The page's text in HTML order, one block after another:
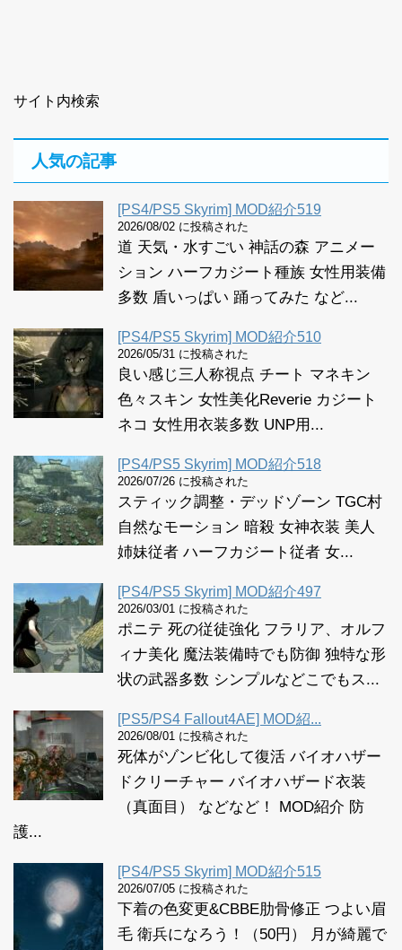
サイト内検索
人気の記事
[PS4/PS5 Skyrim] MOD紹介519
2026/08/02 に投稿された
道 天気・水すごい 神話の森 アニメー
ション ハーフカジート種族 女性用装備
多数 盾いっぱい 踊ってみた など...
[PS4/PS5 Skyrim] MOD紹介510
2026/05/31 に投稿された
良い感じ三人称視点 チート マネキン
色々スキン 女性美化Reverie カジート
ネコ 女性用衣装多数 UNP用...
[PS4/PS5 Skyrim] MOD紹介518
2026/07/26 に投稿された
スティック調整・デッドゾーン TGC村
自然なモーション 暗殺 女神衣装 美人
姉妹従者 ハーフカジート従者 女...
[PS4/PS5 Skyrim] MOD紹介497
2026/03/01 に投稿された
ポニテ 死の従徒強化 フラリア、オルフ
ィナ美化 魔法装備時でも防御 独特な形
状の武器多数 シンプルなどこでもス...
[PS5/PS4 Fallout4AE] MOD紹...
2026/08/01 に投稿された
死体がゾンビ化して復活 バイオハザー
ドクリーチャー バイオハザード衣装
（真面目） などなど！ MOD紹介 防
護...
[PS4/PS5 Skyrim] MOD紹介515
2026/07/05 に投稿された
下着の色変更&CBBE肋骨修正 つよい眉
毛 衛兵になろう！（50円） 月が綺麗で